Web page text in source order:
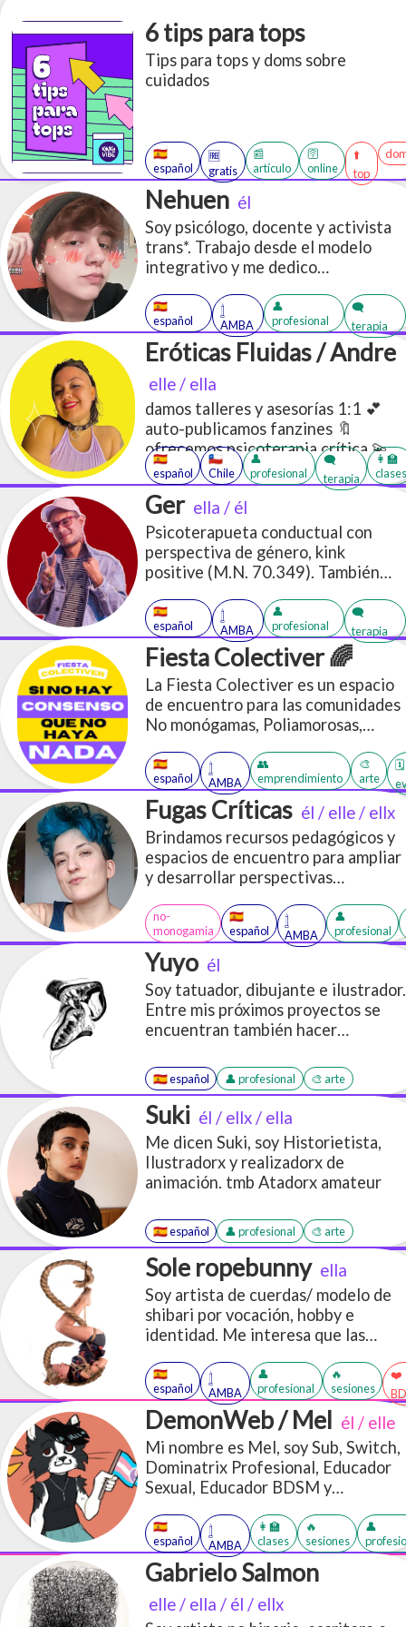
6 tips para tops
Tips para tops y doms sobre
cuidados
🇪🇸
español
🆓
gratis
📰
artículo
🛜
online
⬆️
top
Nehuen él
Soy psicólogo, docente y activista
trans*. Trabajo desde el modelo
integrativo y me dedico
personas del colectivo
LGBTTTIQA+.
🇪🇸
español
𓉶
AMBA
👤
profesional
🗨️
terapia
Eróticas Fluidas / Andre
elle / ella
damos talleres y asesorías 1:1 💕
auto-publicamos fanzines 🔖
ofrecemos psicoterapia crítica 💫
en base a las sexualidades, géneros
y afectos 🏳️‍🌈⚧️🏳️‍⚧️
🇪🇸
español
🇨🇱
Chile
👤
profesional
🗨️
terapia
👩‍🏫
Ger ella / él
Psicoterapueta conductual con
perspectiva de género, kink
positive (M.N. 70.349). También
🇪🇸
español
𓉶
AMBA
👤
profesional
🗨️
terapia
Fiesta Colectiver 🌈
La Fiesta Colectiver es un espacio
de encuentro para las comunidades
No monógamas, Poliamorosas,
🇪🇸
español
𓉶
AMBA
👥
emprendimiento
🎨
arte
🗓️
Fugas Críticas él / elle / ellx
Brindamos recursos pedagógicos y
espacios de encuentro para ampliar
y desarrollar perspectivas
sexualidad y modos de vincularnos
afectivamente
no-
monogamia
🇪🇸
español
𓉶
AMBA
👤
profesional
Yuyo él
Soy tatuador, dibujante e ilustrador.
Entre mis próximos proyectos se
encuentran también hacer
proyecto fue participar en el arte
2d de un videojuego y me estoy
interiorizando en el oficio del
concept art. Lo que más me gusta
dibujar son monstruos, furrxs y
cosas gor3 y erótikas. Pero puedo
hacer de todito. Hago trabajos por
🇪🇸 español 👤 profesional 🎨 arte
Suki él / ellx / ella
Me dicen Suki, soy Historietista,
Ilustradorx y realizadorx de
animación. tmb Atadorx amateur
🇪🇸 español 👤 profesional 🎨 arte
Sole ropebunny ella
Soy artista de cuerdas/ modelo de
shibari por vocación, hobby e
identidad. Me interesa que las
puedan tener acceso a la
información!
🇪🇸
español
𓉶
AMBA
👤
profesional
🔥
sesiones
❤️
DemonWeb / Mel
él / elle
Mi nombre es Mel, soy Sub, Switch,
Dominatrix Profesional, Educador
Sexual, Educador BDSM y
🇪🇸
español
𓉶
AMBA
👩‍🏫
clases
🔥
sesiones
👤
Gabrielo Salmon
elle / ella / él / ellx